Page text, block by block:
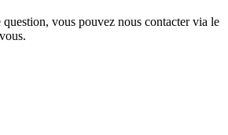
vous pouvez nous contacter via le